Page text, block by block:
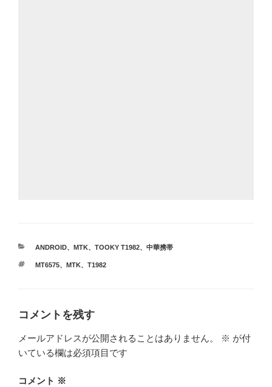
カ
ゴ
ANDROID、 MTK、 TOOKY T1982、 中華携帯
タ
MT6575、 MTK、 T1982
コメントを残す
メールアドレスが公開されることはありません。 ※ が付
いている欄は必須項目です
コメント ※